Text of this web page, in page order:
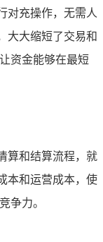
对充操作，无需人
大大缩短了交易和
资金能够在最短
算和结算流程，就
本和运营成本，使
争力。